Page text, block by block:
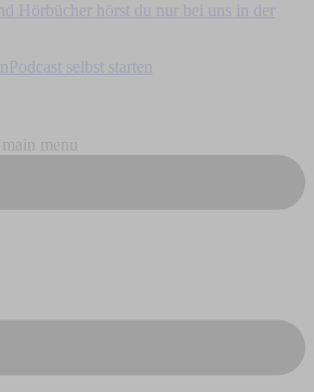
Hörbücher hörst du nur bei uns in der
Podcast selbst starten
menu